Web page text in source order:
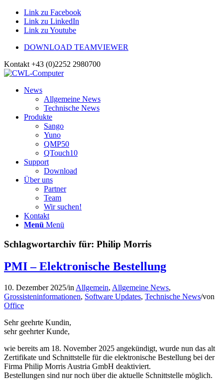
Link zu Facebook
Link zu LinkedIn
Link zu Youtube
DOWNLOAD TEAMVIEWER
Kontakt +43 (0)2252 2980700
News
Allgemeine News
Technische News
Produkte
Sango
Yuno
QMP50
QTouch10
Support
Download
Über uns
Partner
Team
Wir suchen!
Kontakt
Menü Menü
Schlagwortarchiv für: Philip Morris
PMI – Elektronische Bestellung
10. Dezember 2025/in Allgemein, Allgemeine News,
Grossisteninformationen, Software Updates, Technische News/von
Office
Sehr geehrte Kundin,
sehr geehrter Kunde,
wie bereits am 18. November 2025 angekündigt, wurde nun das alt
Zertifikate und Schnittstelle für die elektronische Bestellung bei der
Firma Philip Morris Austria GmbH deaktiviert.
Bestellungen sind nur noch über die aktuelle Schnittstelle möglich.